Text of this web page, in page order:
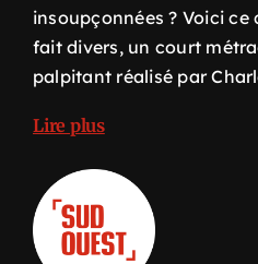
insoupçonnées ? Voici
fait divers, un court
palpitant réalisé par
Lire plus